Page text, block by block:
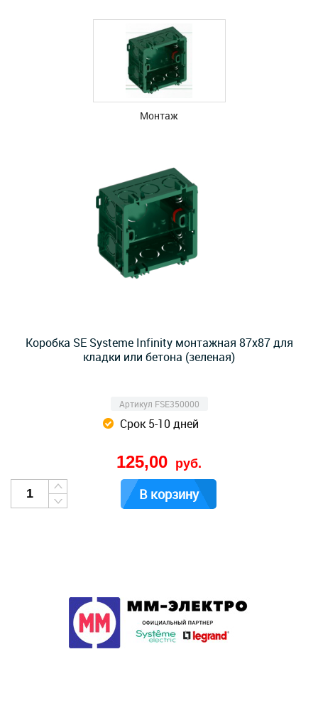
Монтаж
Коробка SE Systeme Infinity монтажная 87х87 для
кладки или бетона (зеленая)
Артикул FSE350000
Срок 5-10 дней
125,00 руб.
В корзину